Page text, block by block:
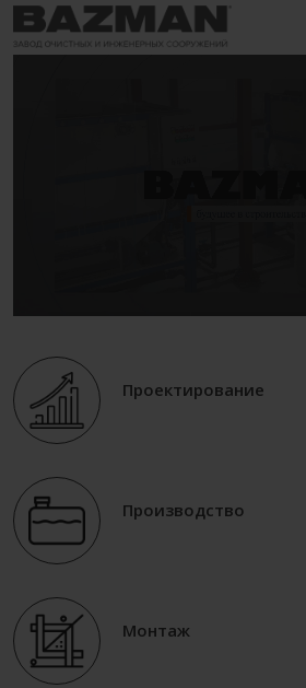
Проектирование
Производство
Монтаж